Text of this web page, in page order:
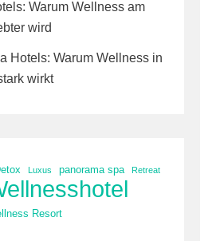
Warum Wellness am
wird
Hotels: Warum Wellness in
wirkt
Luxus panorama spa Retreat
Resort